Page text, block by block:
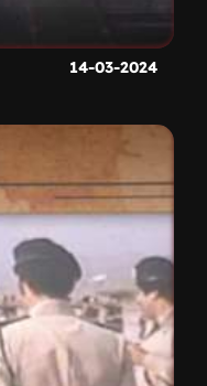
14-03-2024